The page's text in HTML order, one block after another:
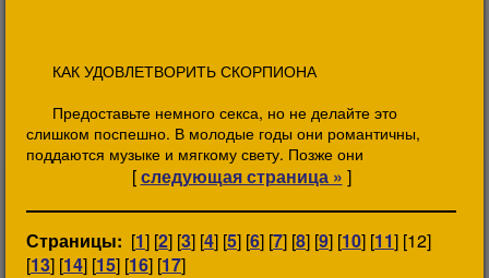
КАК УДОВЛЕТВОРИТЬ СКОРПИОНА
Предоставьте немного секса, но не делайте это
слишком поспешно. В молодые годы они романтичны,
поддаются музыке и мягкому свету. Позже они
[следующая страница » ]
Страницы: [1] [2] [3] [4] [5] [6] [7] [8] [9] [10] [11] [12]
[13] [14] [15] [16] [17]